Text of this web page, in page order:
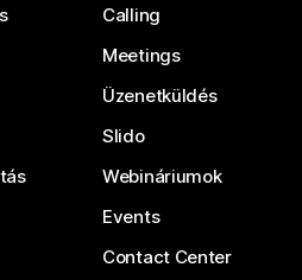
Calling
Meetings
Üzenetküldés
Slido
Webináriumok
Events
Contact Center